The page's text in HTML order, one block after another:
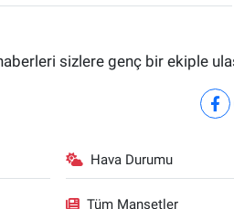
sizlere genç bir ekiple
Hava Durumu
Tüm Manşetler